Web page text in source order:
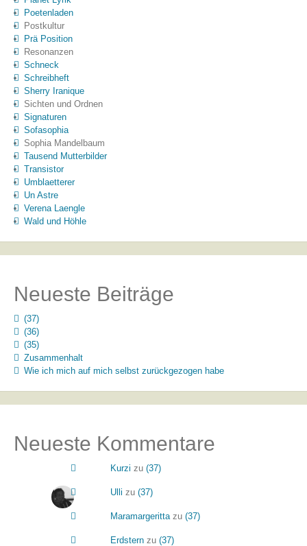
Poetenladen
Postkultur
Prä Position
Resonanzen
Schneck
Schreibheft
Sherry Iranique
Sichten und Ordnen
Signaturen
Sofasophia
Sophia Mandelbaum
Tausend Mutterbilder
Transistor
Umblaetterer
Un Astre
Verena Laengle
Wald und Höhle
Neueste Beiträge
(37)
(36)
(35)
Zusammenhalt
Wie ich mich auf mich selbst zurückgezogen habe
Neueste Kommentare
Kurzi zu(37)
Ulli zu(37)
Maramargerittazu(37)
Erdstern zu(37)